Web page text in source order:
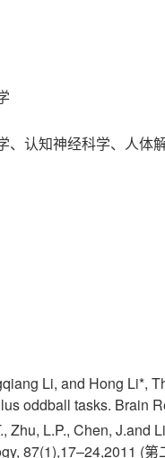
、认知神经科学、人体
Li, and Hong Li*,
oddball tasks. Brain
Zhu, L.P., Chen,
87(1),17–24,2011 (第